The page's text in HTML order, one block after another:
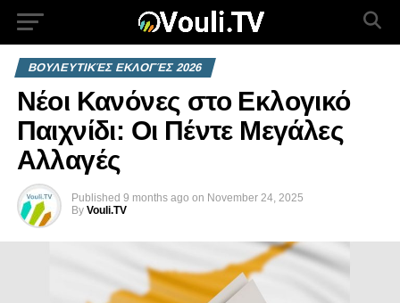
ΒΟΥΛΕΥΤΙΚΈΣ ΕΚΛΟΓΈΣ 2026
Νέοι Κανόνες στο Εκλογικό
Παιχνίδι: Οι Πέντε Μεγάλες
Αλλαγές
Published 9 months ago on November 24, 2025
By Vouli.TV